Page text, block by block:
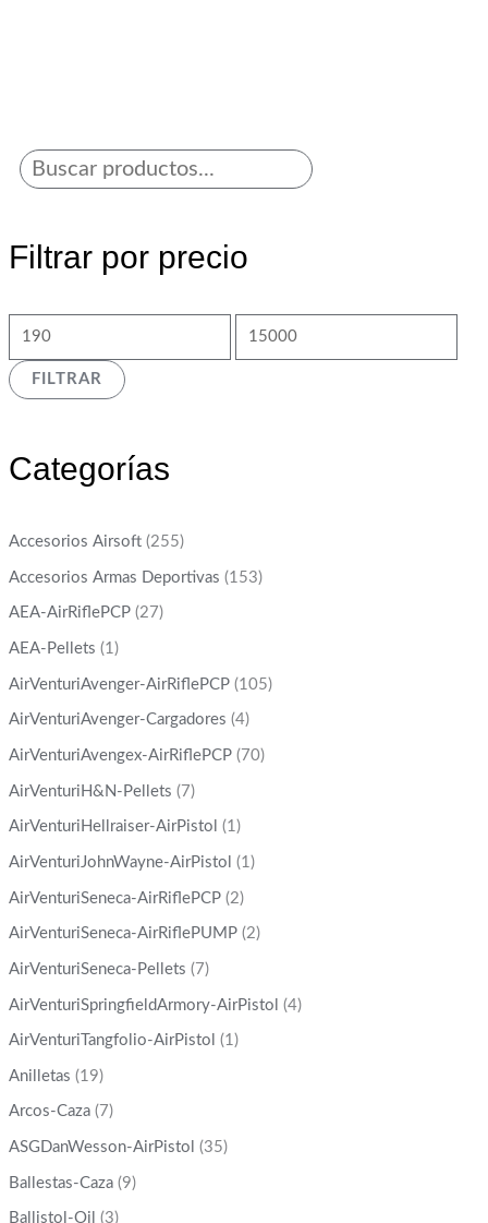
Filtrar por precio
FILTRAR
Categorías
Accesorios Airsoft (255)
Accesorios Armas Deportivas (153)
AEA-AirRiflePCP (27)
AEA-Pellets (1)
AirVenturiAvenger-AirRiflePCP (105)
AirVenturiAvenger-Cargadores (4)
AirVenturiAvengex-AirRiflePCP (70)
AirVenturiH&N-Pellets (7)
AirVenturiHellraiser-AirPistol (1)
AirVenturiJohnWayne-AirPistol (1)
AirVenturiSeneca-AirRiflePCP (2)
AirVenturiSeneca-AirRiflePUMP (2)
AirVenturiSeneca-Pellets (7)
AirVenturiSpringfieldArmory-AirPistol (4)
AirVenturiTangfolio-AirPistol (1)
Anilletas (19)
Arcos-Caza (7)
ASGDanWesson-AirPistol (35)
Ballestas-Caza (9)
Ballistol-Oil (3)